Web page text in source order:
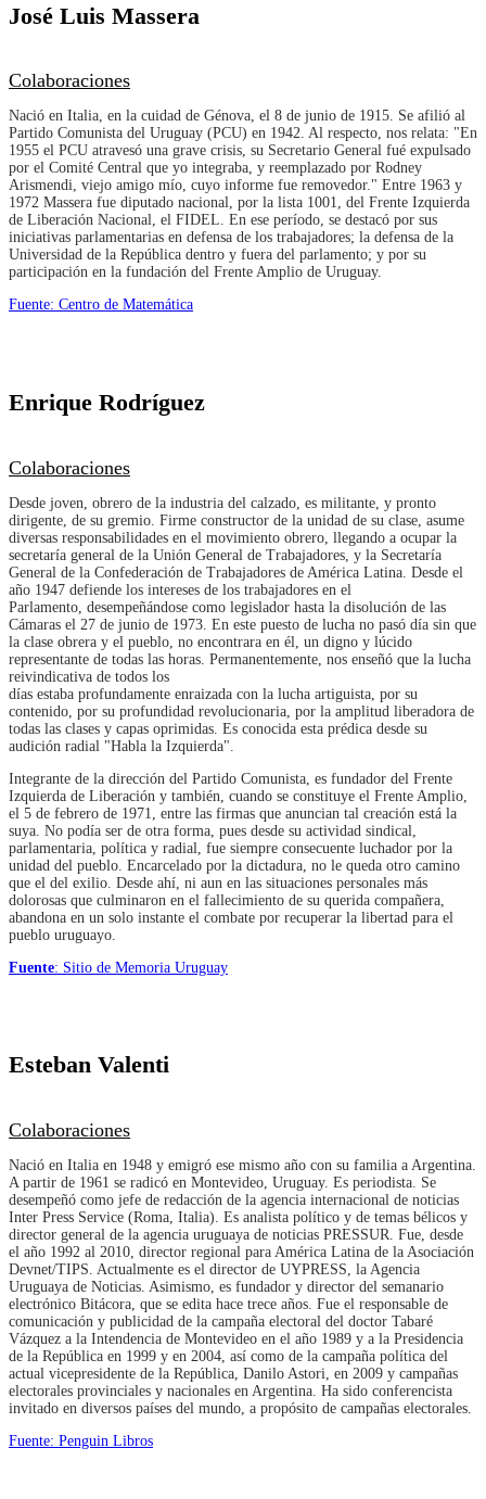
José Luis Massera
Colaboraciones
Nació en Italia, en la cuidad de Génova, el 8 de junio de 1915. Se afilió al
Partido Comunista del Uruguay (PCU) en 1942. Al respecto, nos relata: "En
1955 el PCU atravesó una grave crisis, su Secretario General fué expulsado
por el Comité Central que yo integraba, y reemplazado por Rodney
Arismendi, viejo amigo mío, cuyo informe fue removedor." Entre 1963 y
1972 Massera fue diputado nacional, por la lista 1001, del Frente Izquierda
de Liberación Nacional, el FIDEL. En ese período, se destacó por sus
iniciativas parlamentarias en defensa de los trabajadores; la defensa de la
Universidad de la República dentro y fuera del parlamento; y por su
participación en la fundación del Frente Amplio de Uruguay.
Fuente: Centro de Matemática
Enrique Rodríguez
Colaboraciones
Desde joven, obrero de la industria del calzado, es militante, y pronto
dirigente, de su gremio. Firme constructor de la unidad de su clase, asume
diversas responsabilidades en el movimiento obrero, llegando a ocupar la
secretaría general de la Unión General de Trabajadores, y la Secretaría
General de la Confederación de Trabajadores de América Latina. Desde el
año 1947 defiende los intereses de los trabajadores en el
Parlamento, desempeñándose como legislador hasta la disolución de las
Cámaras el 27 de junio de 1973. En este puesto de lucha no pasó día sin que
la clase obrera y el pueblo, no encontrara en él, un digno y lúcido
representante de todas las horas. Permanentemente, nos enseñó que la lucha
reivindicativa de todos los
días estaba profundamente enraizada con la lucha artiguista, por su
contenido, por su profundidad revolucionaria, por la amplitud liberadora de
todas las clases y capas oprimidas. Es conocida esta prédica desde su
audición radial "Habla la Izquierda".
Integrante de la dirección del Partido Comunista, es fundador del Frente
Izquierda de Liberación y también, cuando se constituye el Frente Amplio,
el 5 de febrero de 1971, entre las firmas que anuncian tal creación está la
suya. No podía ser de otra forma, pues desde su actividad sindical,
parlamentaria, política y radial, fue siempre consecuente luchador por la
unidad del pueblo. Encarcelado por la dictadura, no le queda otro camino
que el del exilio. Desde ahí, ni aun en las situaciones personales más
dolorosas que culminaron en el fallecimiento de su querida compañera,
abandona en un solo instante el combate por recuperar la libertad para el
pueblo uruguayo.
Fuente: Sitio de Memoria Uruguay
Esteban Valenti
Colaboraciones
Nació en Italia en 1948 y emigró ese mismo año con su familia a Argentina.
A partir de 1961 se radicó en Montevideo, Uruguay. Es periodista. Se
desempeñó como jefe de redacción de la agencia internacional de noticias
Inter Press Service (Roma, Italia). Es analista político y de temas bélicos y
director general de la agencia uruguaya de noticias PRESSUR. Fue, desde
el año 1992 al 2010, director regional para América Latina de la Asociación
Devnet/TIPS. Actualmente es el director de UYPRESS, la Agencia
Uruguaya de Noticias. Asimismo, es fundador y director del semanario
electrónico Bitácora, que se edita hace trece años. Fue el responsable de
comunicación y publicidad de la campaña electoral del doctor Tabaré
Vázquez a la Intendencia de Montevideo en el año 1989 y a la Presidencia
de la República en 1999 y en 2004, así como de la campaña política del
actual vicepresidente de la República, Danilo Astori, en 2009 y campañas
electorales provinciales y nacionales en Argentina. Ha sido conferencista
invitado en diversos países del mundo, a propósito de campañas electorales.
Fuente: Penguin Libros